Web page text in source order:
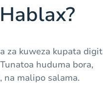
za kuweza kupata
huduma bora,
na malipo salama.